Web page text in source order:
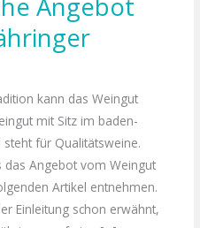
Angebot
kann das Weingut
mit Sitz im baden-
für Qualitätsweine.
Angebot vom Weingut
Artikel entnehmen.
Einleitung schon erwähnt,